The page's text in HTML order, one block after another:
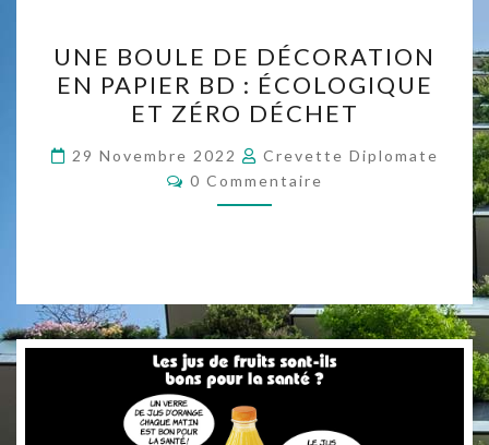
BOULE
DE
DÉCORATION
EN
PAPIER
BD
ZÉRO
DÉCHET
UNE BOULE DE DÉCORATION
EN PAPIER BD : ÉCOLOGIQUE
ET ZÉRO DÉCHET
29 Novembre 2022
Crevette Diplomate
Commentaires
0 Commentaire